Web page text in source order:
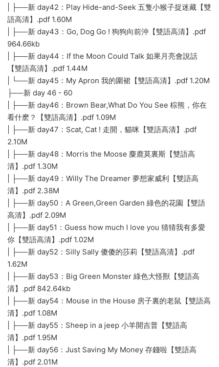
| ├──新 day42：Play Hide-and-Seek 五隻小猴子捉迷藏【雙
語高清】.pdf 1.60M
| ├──新 day43：Go, Dog Go ! 狗狗向前沖【雙語高清】.pdf
964.66kb
| ├──新 day44：If the Moon Could Talk 如果月亮會說話
【雙語高清】.pdf 1.44M
| └──新 day45：My Apron 我的圍裙【雙語高清】.pdf 1.20M
├──新 day 46 - 60
| ├──新 day46：Brown Bear,What Do You See 棕熊，你在
看什麽？【雙語高清】.pdf 1.09M
| ├──新 day47：Scat, Cat ! 走開，貓咪【雙語高清】.pdf
2.10M
| ├──新 day48：Morris the Moose 麋鹿莫裏斯【雙語高
清】.pdf 1.30M
| ├──新 day49：Willy The Dreamer 夢想家威利【雙語高
清】.pdf 2.38M
| ├──新 day50：A Green,Green Garden 綠色的花園【雙語
高清】.pdf 2.09M
| ├──新 day51：Guess how much I love you 猜猜我有多愛
你【雙語高清】.pdf 1.02M
| ├──新 day52：Silly Sally 傻傻的莎莉【雙語高清】.pdf
1.62M
| ├──新 day53：Big Green Monster 綠色大怪獸【雙語高
清】.pdf 842.64kb
| ├──新 day54：Mouse in the House 房子裏的老鼠【雙語高
清】.pdf 1.08M
| ├──新 day55：Sheep in a jeep 小羊開吉普【雙語高
清】.pdf 1.95M
| ├──新 day56：Just Saving My Money 存錢啦【雙語高
清】.pdf 2.01M